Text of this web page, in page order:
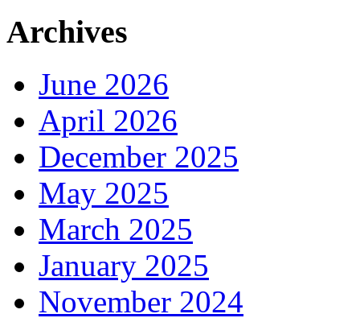
Archives
June 2026
April 2026
December 2025
May 2025
March 2025
January 2025
November 2024